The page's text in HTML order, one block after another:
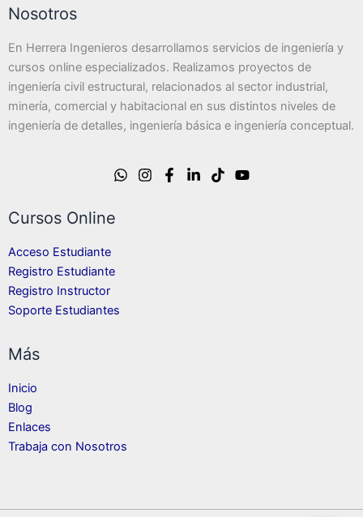
Nosotros
En Herrera Ingenieros desarrollamos servicios de ingeniería y
cursos online especializados. Realizamos proyectos de
ingeniería civil estructural, relacionados al sector industrial,
minería, comercial y habitacional en sus distintos niveles de
ingeniería de detalles, ingeniería básica e ingeniería conceptual.
Cursos Online
Acceso Estudiante
Registro Estudiante
Registro Instructor
Soporte Estudiantes
Más
Inicio
Blog
Enlaces
Trabaja con Nosotros